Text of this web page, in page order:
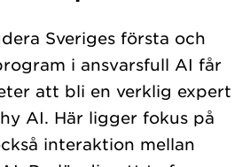
Sveriges första och
i ansvarsfull AI får
att bli en verklig expert
AI. Här ligger fokus på
interaktion mellan